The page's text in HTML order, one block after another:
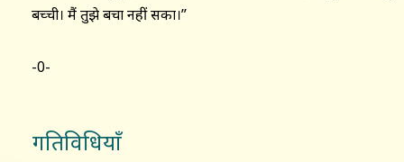
बच्ची। मैं तुझे बचा नहीं सका।”
-0-
गतिविधियाँ